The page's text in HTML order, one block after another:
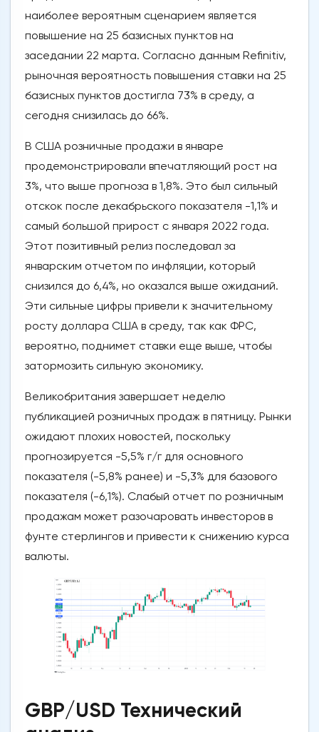
наиболее вероятным сценарием является
повышение на 25 базисных пунктов на
заседании 22 марта. Согласно данным Refinitiv,
рыночная вероятность повышения ставки на 25
базисных пунктов достигла 73% в среду, а
сегодня снизилась до 66%.
В США розничные продажи в январе
продемонстрировали впечатляющий рост на
3%, что выше прогноза в 1,8%. Это был сильный
отскок после декабрьского показателя -1,1% и
самый большой прирост с января 2022 года.
Этот позитивный релиз последовал за
январским отчетом по инфляции, который
снизился до 6,4%, но оказался выше ожиданий.
Эти сильные цифры привели к значительному
росту доллара США в среду, так как ФРС,
вероятно, поднимет ставки еще выше, чтобы
затормозить сильную экономику.
Великобритания завершает неделю
публикацией розничных продаж в пятницу. Рынки
ожидают плохих новостей, поскольку
прогнозируется -5,5% г/г для основного
показателя (-5,8% ранее) и -5,3% для базового
показателя (-6,1%). Слабый отчет по розничным
продажам может разочаровать инвесторов в
фунте стерлингов и привести к снижению курса
валюты.
GBP/USD Технический